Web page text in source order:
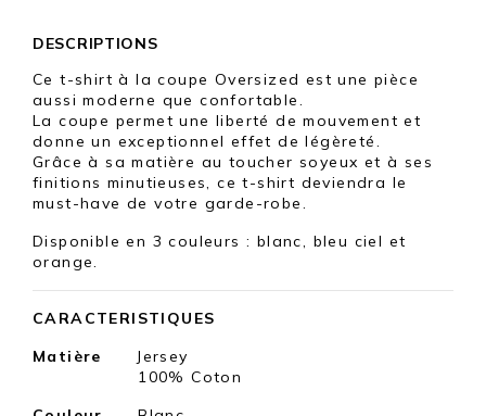
DESCRIPTIONS
Ce t-shirt à la coupe Oversized est une pièce
aussi moderne que confortable.
La coupe permet une liberté de mouvement et
donne un exceptionnel effet de légèreté.
Grâce à sa matière au toucher soyeux et à ses
finitions minutieuses, ce t-shirt deviendra le
must-have de votre garde-robe.
Disponible en 3couleurs : blanc, bleu ciel et
orange.
CARACTERISTIQUES
Matière
Jersey
100% Coton